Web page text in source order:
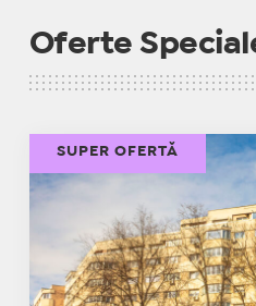
Oferte
SUPER OFERTĂ